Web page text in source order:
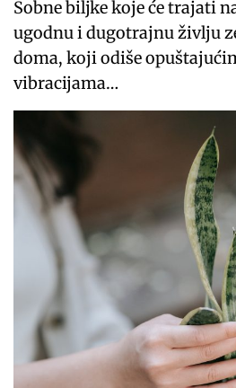
Sobne biljke koje će trajati
ugodnu i dugotrajnu življu
doma, koji odiše
vibracijama…